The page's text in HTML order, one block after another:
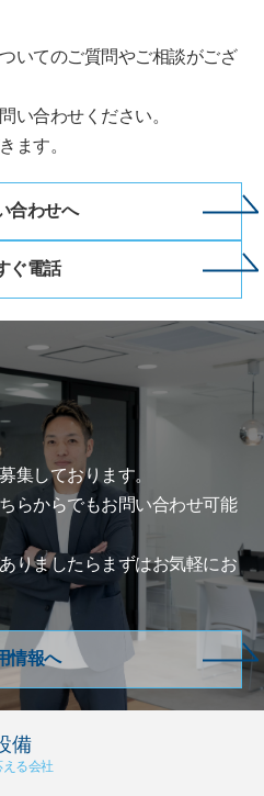
いてのご質問やご相談がござ
い合わせください。
ます。
合わせへ
ぐ電話
集しております。
らからでもお問い合わせ可能
りましたらまずはお気軽にお
情報へ
備
る会社